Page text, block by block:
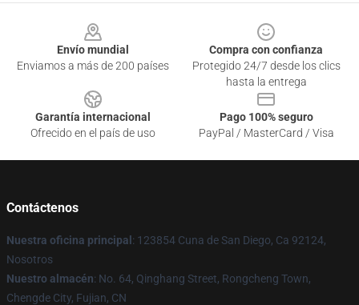
Envío mundial
Enviamos a más de 200 países
Compra con confianza
Protegido 24/7 desde los clics
hasta la entrega
Garantía internacional
Ofrecido en el país de uso
Pago 100% seguro
PayPal / MasterCard / Visa
Contáctenos
Nuestra oficina principal : 123854 Cuna de San Diego, Ca 92124,
Nosotros
Nuestro almacén: No. 64, Qinghang Street, Rongcheng Town,
Chengde City, Fujian, CN